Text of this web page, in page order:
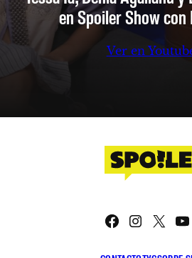
en Spoiler Show con
Ver en
Facebook
X